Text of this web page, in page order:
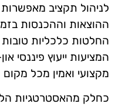
לניהול תקציב
ההוצאות וההכנסות
החלטות כלכליות טובות
המציעות ייעוץ פיננסי
מקצועי ואמין מכל מקום
כחלק מהאסטרטגיות